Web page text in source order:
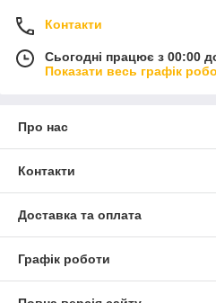
Контакти
Сьогодні працює з 00:00
Показати весь графік
Про нас
Контакти
Доставка та оплата
Графік роботи